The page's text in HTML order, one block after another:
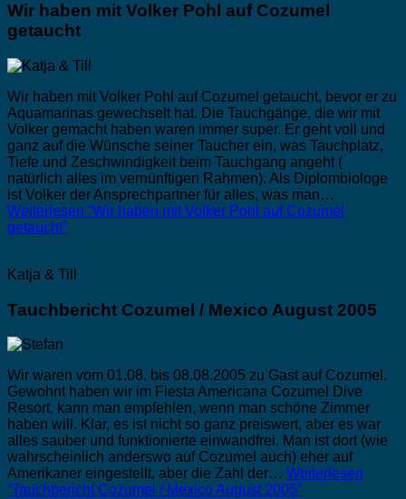
Wir haben mit Volker Pohl auf Cozumel
getaucht
Wir haben mit Volker Pohl auf Cozumel getaucht, bevor er zu
Aquamarinas gewechselt hat. Die Tauchgänge, die wir mit
Volker gemacht haben waren immer super. Er geht voll und
ganz auf die Wünsche seiner Taucher ein, was Tauchplatz,
Tiefe und Zeschwindigkeit beim Tauchgang angeht (
natürlich alles im vernünftigen Rahmen). Als Diplombiologe
ist Volker der Ansprechpartner für alles, was man…
Weiterlesen “Wir haben mit Volker Pohl auf Cozumel
getaucht”
Katja & Till
Tauchbericht Cozumel / Mexico August 2005
Wir waren vom 01.08. bis 08.08.2005 zu Gast auf Cozumel.
Gewohnt haben wir im Fiesta Americana Cozumel Dive
Resort, kann man empfehlen, wenn man schöne Zimmer
haben will. Klar, es ist nicht so ganz preiswert, aber es war
alles sauber und funktionierte einwandfrei. Man ist dort (wie
wahrscheinlich anderswo auf Cozumel auch) eher auf
Amerikaner eingestellt, aber die Zahl der… Weiterlesen
“Tauchbericht Cozumel / Mexico August 2005”